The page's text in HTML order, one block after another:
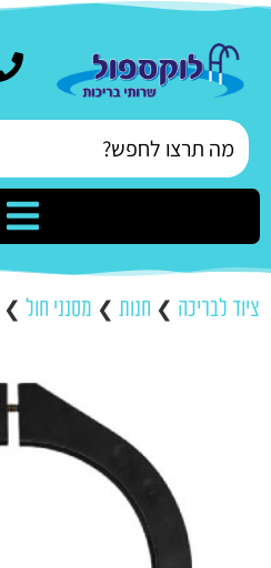
ציוד לבריכה ❯ חנות ❯ מסנני חול ❯